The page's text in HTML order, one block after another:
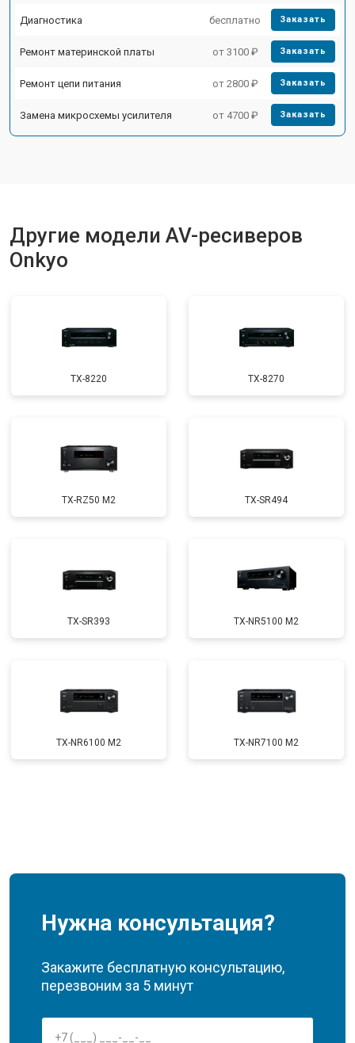
Диагностика бесплатно Заказать
Ремонт материнской платы от 3100 ₽ Заказать
Ремонт цепи питания от 2800 ₽ Заказать
Замена микросхемы усилителя от 4700 ₽ Заказать
Другие модели AV-ресиверов
Onkyo
TX-8220 TX-8270
TX-RZ50 M2 TX-SR494
TX-SR393 TX-NR5100 M2
TX-NR6100 M2 TX-NR7100 M2
Нужна консультация?
Закажите бесплатную консультацию,
перезвоним за 5 минут